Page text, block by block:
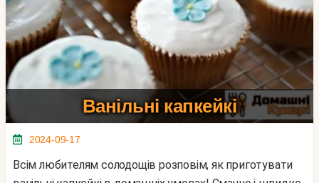
Ванільні капкейкі
2024-09-17
Всім любителям солодощів розповім, як приготувати